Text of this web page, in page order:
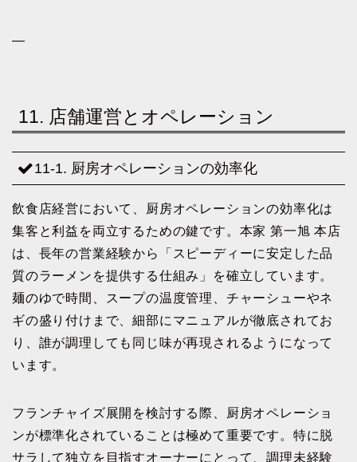
—
11. 店舗運営とオペレーション
11-1. 厨房オペレーションの効率化
飲食店経営において、厨房オペレーションの効率化は
集客と利益を両立するための鍵です。本家 第一旭 本店
は、長年の営業経験から「スピーディーに安定した品
質のラーメンを提供する仕組み」を確立しています。
麺のゆで時間、スープの温度管理、チャーシューやネ
ギの盛り付けまで、細部にマニュアルが徹底されてお
り、誰が調理しても同じ味が再現されるようになって
います。
フランチャイズ展開を検討する際、厨房オペレーショ
ンが標準化されていることは極めて重要です。特に脱
サラして独立を目指すオーナーにとって、調理未経験